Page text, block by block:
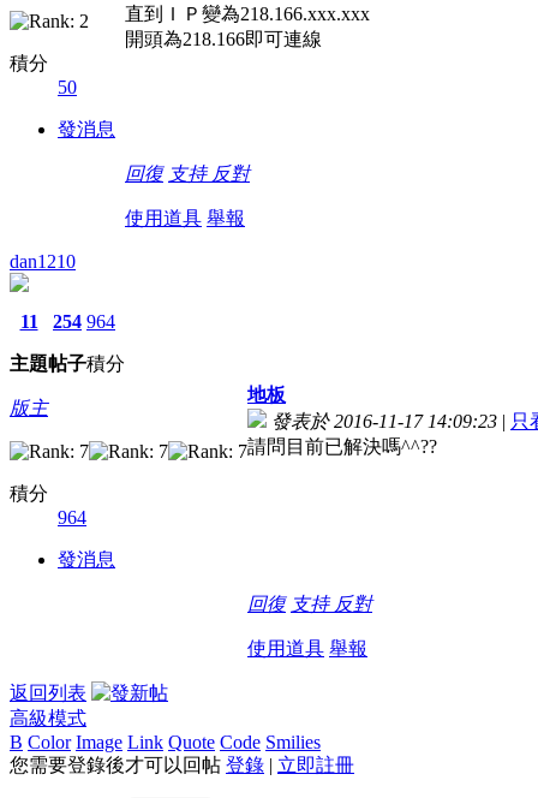
積分
50
發消息
直到ＩＰ變為218.166.xxx.xxx
開頭為218.166即可連線
回復 支持 反對
使用道具 舉報
dan1210
11
主題
254
帖子
964
積分
版主
積分
964
發消息
地板
發表於 2016-11-17 14:09:23 | 只
請問目前已解決嗎^^??
回復 支持 反對
使用道具 舉報
返回列表
高級模式
B Color Image Link Quote Code Smilies
您需要登錄後才可以回帖 登錄 | 立即註冊